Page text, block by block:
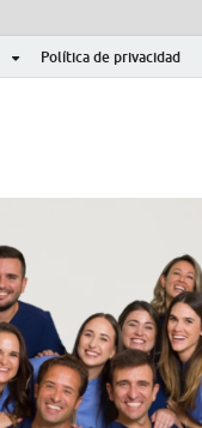
Política de privacidad